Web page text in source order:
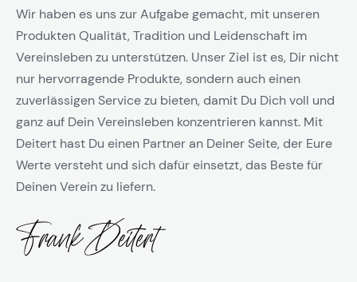
Wir haben es uns zur Aufgabe gemacht, mit unseren
Produkten Qualität, Tradition und Leidenschaft im
Vereinsleben zu unterstützen. Unser Ziel ist es, Dir nicht
nur hervorragende Produkte, sondern auch einen
zuverlässigen Service zu bieten, damit Du Dich voll und
ganz auf Dein Vereinsleben konzentrieren kannst. Mit
Deitert hast Du einen Partner an Deiner Seite, der Eure
Werte versteht und sich dafür einsetzt, das Beste für
Deinen Verein zu liefern.